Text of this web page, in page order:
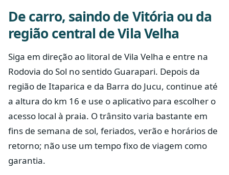
De carro, saindo de Vitória ou da
região central de Vila Velha
Siga em direção ao litoral de Vila Velha e entre na
Rodovia do Sol no sentido Guarapari. Depois da
região de Itaparica e da Barra do Jucu, continue até
a altura do km 16 e use o aplicativo para escolher o
acesso local à praia. O trânsito varia bastante em
fins de semana de sol, feriados, verão e horários de
retorno; não use um tempo fixo de viagem como
garantia.